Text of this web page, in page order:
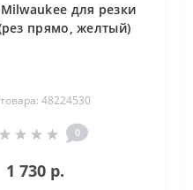
для резки
прямо, желтый)
48224530
0
1 730 р.